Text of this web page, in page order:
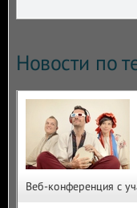
Новости по
Веб-конференция с